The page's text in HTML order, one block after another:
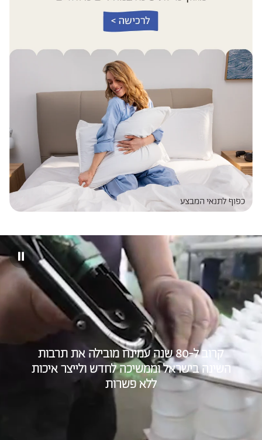
קרוב ל-80 שנה עמינח מובילה את תרבות
השינה בישראל וממשיכה לחדש ולייצר איכות
ללא פשרות